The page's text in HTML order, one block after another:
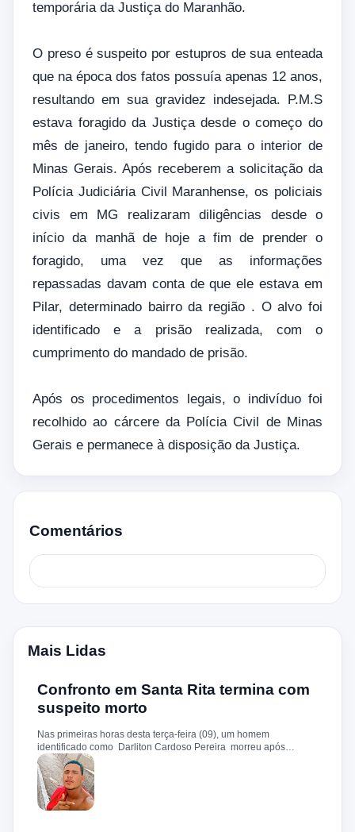
temporária da Justiça do Maranhão.
O preso é suspeito por estupros de sua enteada
que na época dos fatos possuía apenas 12 anos,
resultando em sua gravidez indesejada. P.M.S
estava foragido da Justiça desde o começo do
mês de janeiro, tendo fugido para o interior de
Minas Gerais. Após receberem a solicitação da
Polícia Judiciária Civil Maranhense, os policiais
civis em MG realizaram diligências desde o
início da manhã de hoje a fim de prender o
foragido, uma vez que as informações
repassadas davam conta de que ele estava em
Pilar, determinado bairro da região . O alvo foi
identificado e a prisão realizada, com o
cumprimento do mandado de prisão.
Após os procedimentos legais, o indivíduo foi
recolhido ao cárcere da Polícia Civil de Minas
Gerais e permanece à disposição da Justiça.
Comentários
Mais Lidas
Confronto em Santa Rita termina com
suspeito morto
Nas primeiras horas desta terça-feira (09), um homem
identificado como Darliton Cardoso Pereira morreu após
confronto com a Polícia Militar no povoado Timbotiba, zona rural
de Santa Rita. De acordo com a PM, os policiais estavam
cumprindo um mandado de prisão contra Darliton, apontado
como um dos suspeitos pela morte brutal de Leandro Sena ,
ocorrida em 25 de fevereiro de 2024. A vítima teria sido